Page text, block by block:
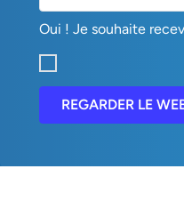
Oui ! Je souhaite
REGARDER LE